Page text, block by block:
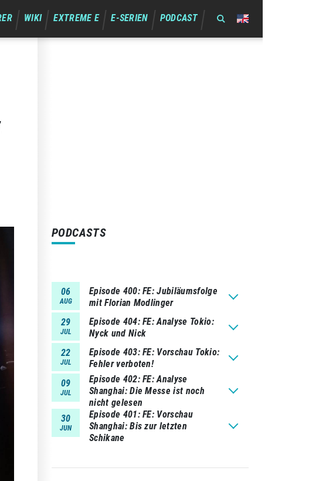
WIKI EXTREME E E-SERIEN PODCAST
PODCASTS
06
AUG
Episode 400 FE: Jubiläumsfolge
mit Florian Modlinger
29
JUL
Episode 404 FE: Analyse Tokio:
Nyck und Nick
22
JUL
Episode 403 FE: Vorschau Tokio:
Fehler verboten!
09
JUL
Episode 402 FE: Analyse
Shanghai: Die Messe ist noch
nicht gelesen
30
JUN
Episode 401 FE: Vorschau
Shanghai: Bis zur letzten
Schikane